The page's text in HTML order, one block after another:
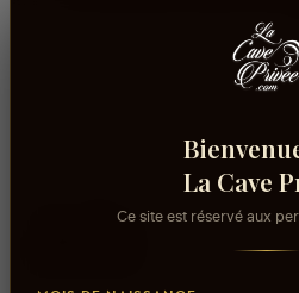
Avis
La Cave
Ce site est réservé aux